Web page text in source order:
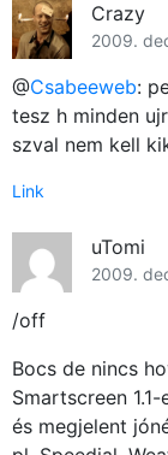
Crazy
2009.
@Csabeeweb:
tesz h minden
szval nem kell
Link
uTomi
2009.
/off
Bocs de nincs
Smartscreen
és megjelent